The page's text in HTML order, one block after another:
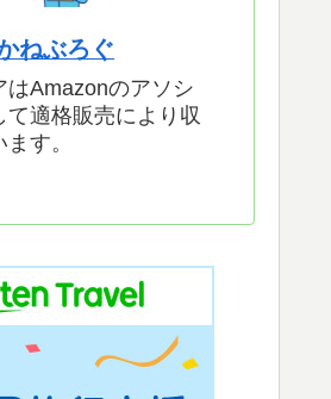
ねぶろぐ
はAmazonのアソシ
て適格販売により収
す。